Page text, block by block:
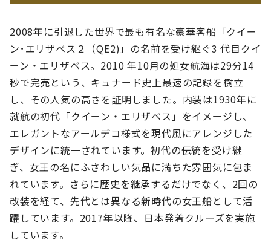
2008年に引退した世界で最も有名な豪華客船「クイー
ン･エリザベス２（QE2)」の名前を受け継ぐ3 代目クイ
ーン・エリザベス。2010 年10月の処女航海は29分14
秒で完売という、キュナード史上最速の記録を樹立
し、その人気の高さを証明しました。内装は1930年に
就航の初代「クイーン・エリザベス」をイメージし、
エレガントなアールデコ様式を現代風にアレンジした
デザインに統一されています。初代の伝統を受け継
ぎ、女王の名にふさわしい気品に満ちた雰囲気に包ま
れています。さらに歴史を継承するだけでなく、2回の
改装を経て、先代とは異なる新時代の女王船として活
躍しています。2017年以降、日本発着クルーズを実施
しています。